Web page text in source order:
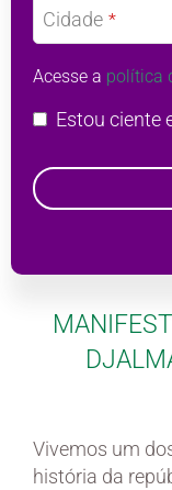
Cidade *
Acesse a política
Estou ciente
This
field
should
Vivemos um
história da